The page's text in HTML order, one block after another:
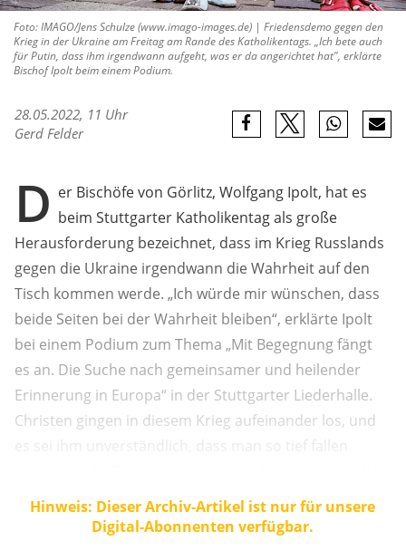
Foto: IMAGO/Jens Schulze (www.imago-images.de) | Friedensdemo gegen den
Krieg in der Ukraine am Freitag am Rande des Katholikentags. „Ich bete auch
für Putin, dass ihm irgendwann aufgeht, was er da angerichtet hat", erklärte
Bischof Ipolt beim einem Podium.
28.05.2022, 11 Uhr
Gerd Felder
D er Bischöfe von Görlitz, Wolfgang Ipolt, hat es
beim Stuttgarter Katholikentag als große
Herausforderung bezeichnet, dass im Krieg Russlands
gegen die Ukraine irgendwann die Wahrheit auf den
Tisch kommen werde. „Ich würde mir wünschen, dass
beide Seiten bei der Wahrheit bleiben“, erklärte Ipolt
bei einem Podium zum Thema „Mit Begegnung fängt
es an. Die Suche nach gemeinsamer und heilender
Erinnerung in Europa“ in der Stuttgarter Liederhalle.
Christen gingen in diesem Krieg aufeinander los, und
es sei ihm unverständlich, dass man so tief fallen
Erinnerung an den gemeinsamen Glauben kommt“,
betonte der Bischöfe.
Hinweis: Dieser Archiv-Artikel ist nur für unsere
Digital-Abonnenten verfügbar.